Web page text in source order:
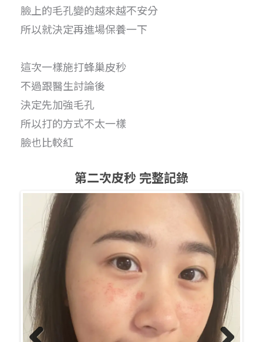
臉上的毛孔變的越來越不安分
所以就決定再進場保養一下
這次一樣施打蜂巢皮秒
不過跟醫生討論後
決定先加強毛孔
所以打的方式不太一樣
臉也比較紅
第二次皮秒 完整記錄